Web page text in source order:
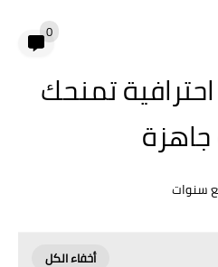
0
احترافية تمنحك
سنوات